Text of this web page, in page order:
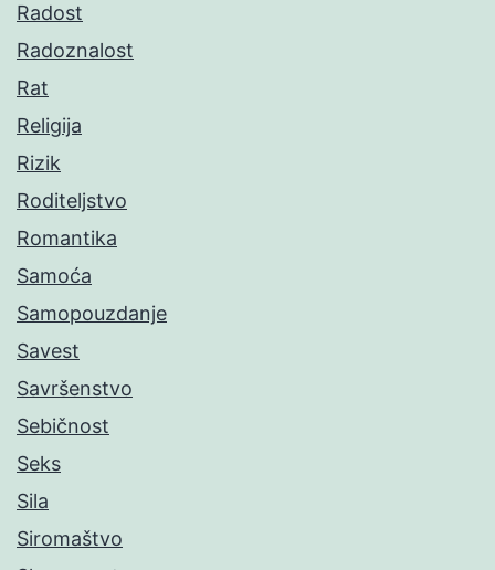
Radost
Radoznalost
Rat
Religija
Rizik
Roditeljstvo
Romantika
Samoća
Samopouzdanje
Savest
Savršenstvo
Sebičnost
Seks
Sila
Siromaštvo